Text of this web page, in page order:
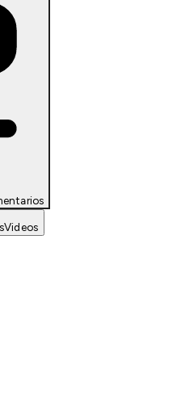
Videos